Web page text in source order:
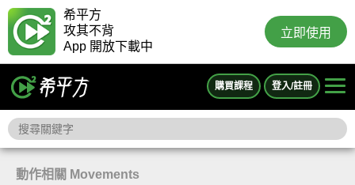
希平方
攻其不背
App 開放下載中
立即使用
購買課程 登入/註冊
動作相關 Movements